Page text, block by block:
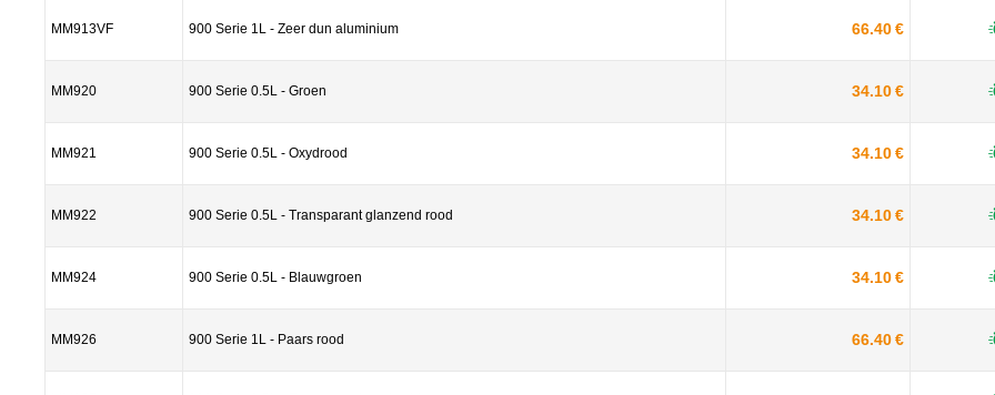
MM913VF 900 Serie 1L - Zeer dun aluminium 66.40 €
MM920 900 Serie 0.5L - Groen 34.10 €
MM921 900 Serie 0.5L - Oxydrood 34.10 €
MM922 900 Serie 0.5L - Transparant glanzend rood 34.10 €
MM924 900 Serie 0.5L - Blauwgroen 34.10 €
MM926 900 Serie 1L - Paars rood 66.40 €